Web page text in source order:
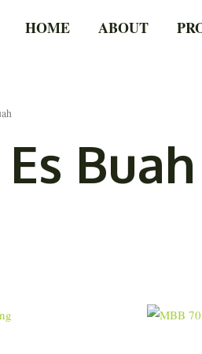
HOME ABOUT
Buah